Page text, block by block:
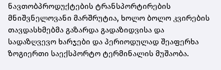
ნავთობპროდუქტების ტრანსპორტირების
მნიშვნელოვანი მარშრუტია, ხოლო ბოლო კვირების
თავდასხმებმა გაზარდა გადაზიდვისა და
სადაზღვევო ხარჯები და პერიოდულად შეაფერხა
ზოგიერთი საექსპორტო ტერმინალის მუშაობა.